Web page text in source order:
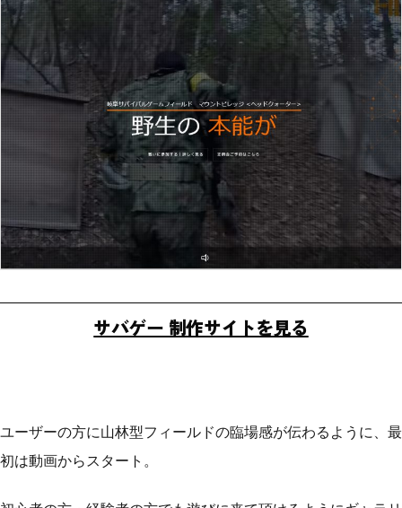
サバゲー 制作サイトを見る
ユーザーの方に山林型フィールドの臨場感が伝わるように、最
初は動画からスタート。